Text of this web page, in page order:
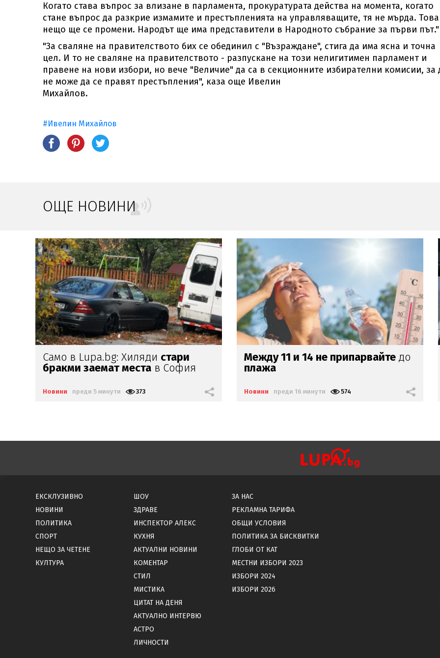
Когато става въпрос за влизане в парламента, прокуратурата действа на момента, когато
стане въпрос да разкрие измамите и престъпленията на управляващите, тя не мърда. Това
нещо ще се промени. Народът ще има представители в Народното събрание за първи път."
"За сваляне на правителството бих се обединил с "Възраждане", стига да има ясна и точна
цел. И то не сваляне на правителството - разпускане на този нелигитимен парламент и
правене на нови избори, но вече "Величие" да са в секционните избирателни комисии, за
не може да се правят престъпления", каза още Ивелин
Михайлов.
#Ивелин Михайлов
ОЩЕ НОВИНИ
Между 11 и 14 не припарвайте
плажа
Новини преди 16 минути 574
Ди Каприо се вталина почивкав
Испания
Новини преди 18 минути 708
ЕКСКЛУЗИВНО
НОВИНИ
ПОЛИТИКА
СПОРТ
НЕЩО ЗА ЧЕТЕНЕ
КУЛТУРА
ШОУ
ЗДРАВЕ
ИНСПЕКТОР АЛЕКС
КУХНЯ
АКТУАЛНИ НОВИНИ
КОМЕНТАР
СТИЛ
МИСТИКА
ЦИТАТ НА ДЕНЯ
АКТУАЛНО ИНТЕРВЮ
АСТРО
ЛИЧНОСТИ
ЗА НАС
РЕКЛАМНА ТАРИФА
ОБЩИ УСЛОВИЯ
ПОЛИТИКА ЗА БИСКВИТКИ
ГЛОБИ ОТ КАТ
МЕСТНИ ИЗБОРИ 2023
ИЗБОРИ 2024
ИЗБОРИ 2026